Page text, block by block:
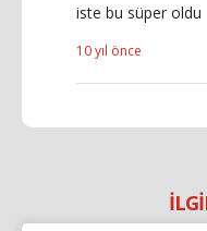
iste bu süper oldu
10 yıl önce